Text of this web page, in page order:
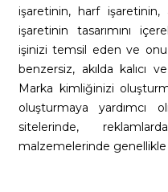
işaretinin, harf
işaretinin tasarımını
işinizi temsil eden ve onu
benzersiz, akılda kalıcı
Marka kimliğinizi
oluşturmaya yardımcı
sitelerinde,
malzemelerinde genellikle